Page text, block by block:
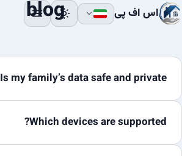
اس اف پی blog
Is my family’s data safe and private?
Which devices are supported?